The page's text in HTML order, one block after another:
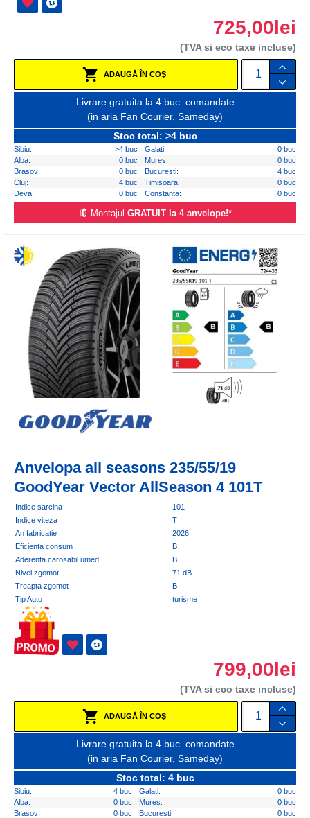
725,00lei
(TVA si eco taxe incluse)
ADAUGĂ ÎN COŞ
Livrare gratuita la 4 buc. comandate
(in aria Fan Courier, Sameday)
Stoc total: >4 buc
Sibiu: >4 buc Galati:
0 buc
Alba:
0 buc Mures:
0 buc
Brasov:
0 buc Bucuresti:
4 buc
Cluj:
4 buc Timisoara:
0 buc
Deva:
0 buc Constanta: 0 buc
Montajul GRATUIT la 4 anvelope!*
Anvelopa all seasons 235/55/19
GoodYear Vector AllSeason 4 101T
Indice sarcina
101
Indice viteza
T
An fabricatie
2026
Eficienta consum
B
Aderenta carosabil umed
B
Nivel zgomot
71 dB
Treapta zgomot
B
Tip Auto
turisme
799,00lei
(TVA si eco taxe incluse)
ADAUGĂ ÎN COŞ
Livrare gratuita la 4 buc. comandate
(in aria Fan Courier, Sameday)
Stoc total: 4 buc
Sibiu: 4 buc Galati:
0 buc
Alba:
0 buc Mures:
0 buc
Brasov:
0 buc Bucuresti:
0 buc